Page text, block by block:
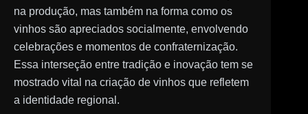
na produção, mas também na forma como os
vinhos são apreciados socialmente, envolvendo
celebrações e momentos de confraternização.
Essa interseção entre tradição e inovação tem se
mostrado vital na criação de vinhos que refletem
a identidade regional.